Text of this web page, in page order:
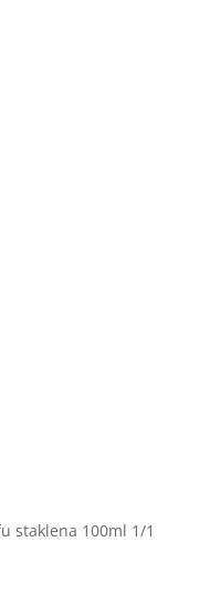
staklena 100ml 1/1